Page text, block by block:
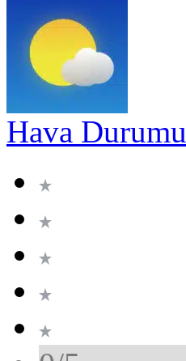
Hava Durumu